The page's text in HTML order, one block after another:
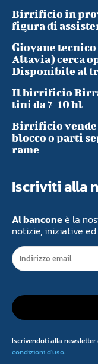
Birrificio in
figura di
Giovane
Altavia) cerca
Disponibile al
Il birrificio
tini da 7-10 hl
Birrificio
blocco o parti
rame
Iscriviti alla
Al banconeè la
notizie, iniziative
Iscrivendoti alla
condizioni d'uso.